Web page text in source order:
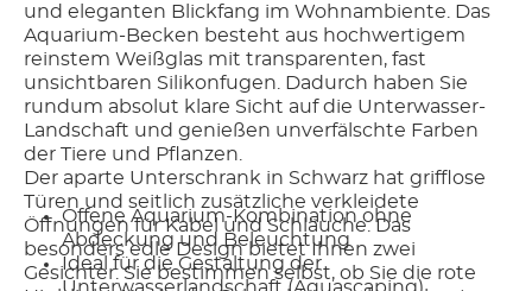
und eleganten Blickfang im Wohnambiente. Das
Aquarium-Becken besteht aus hochwertigem
reinstem Weißglas mit transparenten, fast
unsichtbaren Silikonfugen. Dadurch haben Sie
rundum absolut klare Sicht auf die Unterwasser-
Landschaft und genießen unverfälschte Farben
der Tiere und Pflanzen.
Der aparte Unterschrank in Schwarz hat grifflose
Türen und seitlich zusätzliche verkleidete
Öffnungen für Kabel und Schläuche. Das
besonders edle Design bietet Ihnen zwei
Gesichter: Sie bestimmen selbst, ob Sie die rote
Offene Aquarium-Kombination ohne
Abdeckung und Beleuchtung
Ideal für die Gestaltung der